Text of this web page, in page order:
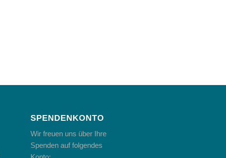
SPENDENKONTO
Wir freuen uns über Ihre
Spenden auf folgendes